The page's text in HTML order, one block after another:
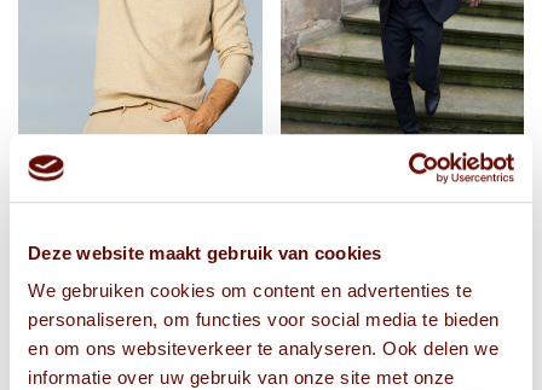
Deze website maakt gebruik van cookies
We gebruiken cookies om content en advertenties te
personaliseren, om functies voor social media te bieden
en om ons websiteverkeer te analyseren. Ook delen we
informatie over uw gebruik van onze site met onze